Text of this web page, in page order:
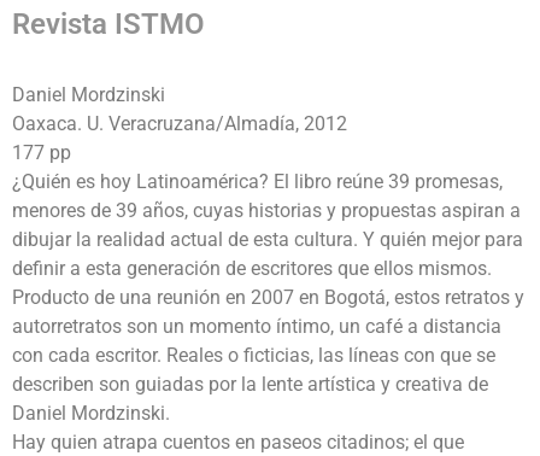
Revista ISTMO
Daniel Mordzinski
Oaxaca. U. Veracruzana/Almadía, 2012
177 pp
¿Quién es hoy Latinoamérica? El libro reúne 39 promesas,
menores de 39 años, cuyas historias y propuestas aspiran a
dibujar la realidad actual de esta cultura. Y quién mejor para
definir a esta generación de escritores que ellos mismos.
Producto de una reunión en 2007 en Bogotá, estos retratos y
autorretratos son un momento íntimo, un café a distancia
con cada escritor. Reales o ficticias, las líneas con que se
describen son guiadas por la lente artística y creativa de
Daniel Mordzinski.
Hay quien atrapa cuentos en paseos citadinos; el que